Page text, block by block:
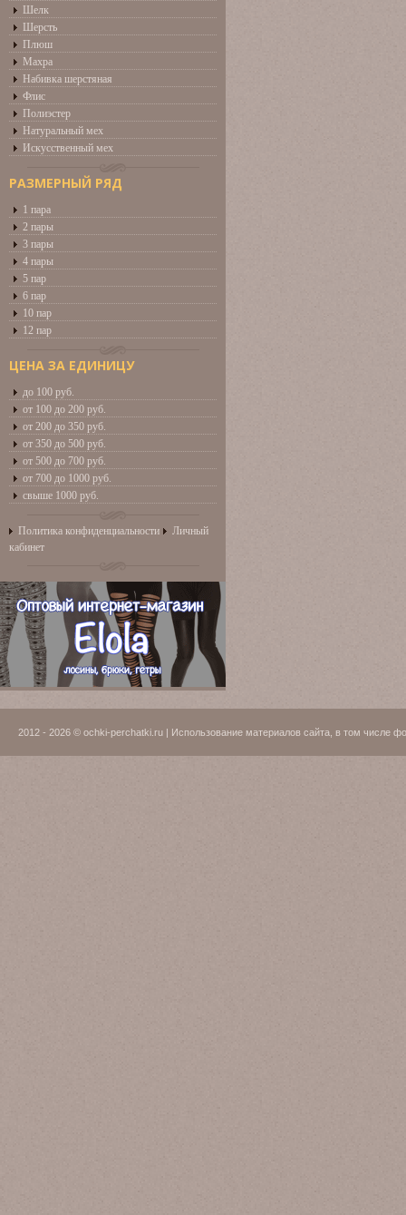
Шелк
Шерсть
Плюш
Махра
Набивка шерстяная
Флис
Полиэстер
Натуральный мех
Искусственный мех
РАЗМЕРНЫЙ РЯД
1 пара
2 пары
3 пары
4 пары
5 пар
6 пар
10 пар
12 пар
ЦЕНА ЗА ЕДИНИЦУ
до 100 руб.
от 100 до 200 руб.
от 200 до 350 руб.
от 350 до 500 руб.
от 500 до 700 руб.
от 700 до 1000 руб.
свыше 1000 руб.
Политика конфиденциальности
Личный
кабинет
2012 - 2026 © ochki-perchatki.ru | Использование материалов сайта, в том числе